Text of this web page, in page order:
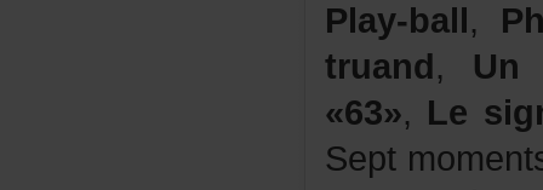
Play-ball,
truand,
«63»,